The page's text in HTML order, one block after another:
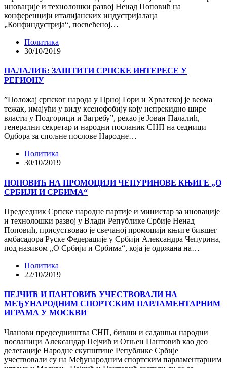
иновације и технолошки развој Ненад Поповић на
конференцији италијанских индустријалаца
„Конфиндустрија“, посвећеној…
Политика
30/10/2019
ПАЛАЛИЋ: ЗАШТИТИ СРПСКЕ ИНТЕРЕСЕ У
РЕГИОНУ
”Положај српског народа у Црној Гори и Хрватској је веома
тежак, имајући у виду ксенофобију коју непрекидно шире
власти у Подгорици и Загребу”, рекао је Јован Палалић,
генерални секретар и народни посланик СНП на седници
Одбора за спољне послове Народне…
Политика
30/10/2019
ПОПОВИЋ НА ПРОМОЦИЈИ ЧЕПУРИНОВЕ КЊИГЕ „О
СРБИЈИ И СРБИМА“
Председник Српске народне партије и министар за иновације
и технолошки развој у Влади Републике Србије Ненад
Поповић, присуствовао је свечаној промоцији књиге бившег
амбасадора Руске Федерације у Србији Александра Чепурина,
под називом „О Србији и Србима“, која је одржана на…
Политика
22/10/2019
ПЕЈЧИЋ И ПАНТОВИЋ УЧЕСТВОВАЛИ НА
МЕЂУНАРОДНИМ СПОРТСКИМ ПАРЛАМЕНТАРНИМ
ИГРАМА У МОСКВИ
Чланови председништва СНП, бивши и садашњи народни
посланици Александар Пејчић и Огњен Пантовић као део
делегације Народне скупштине Републике Србије
учествовали су на Међународним спортским парламентарним